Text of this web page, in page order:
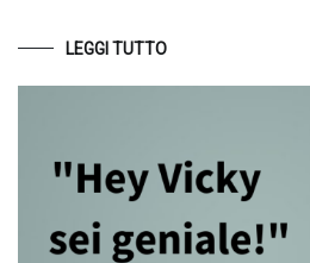
LEGGI TUTTO